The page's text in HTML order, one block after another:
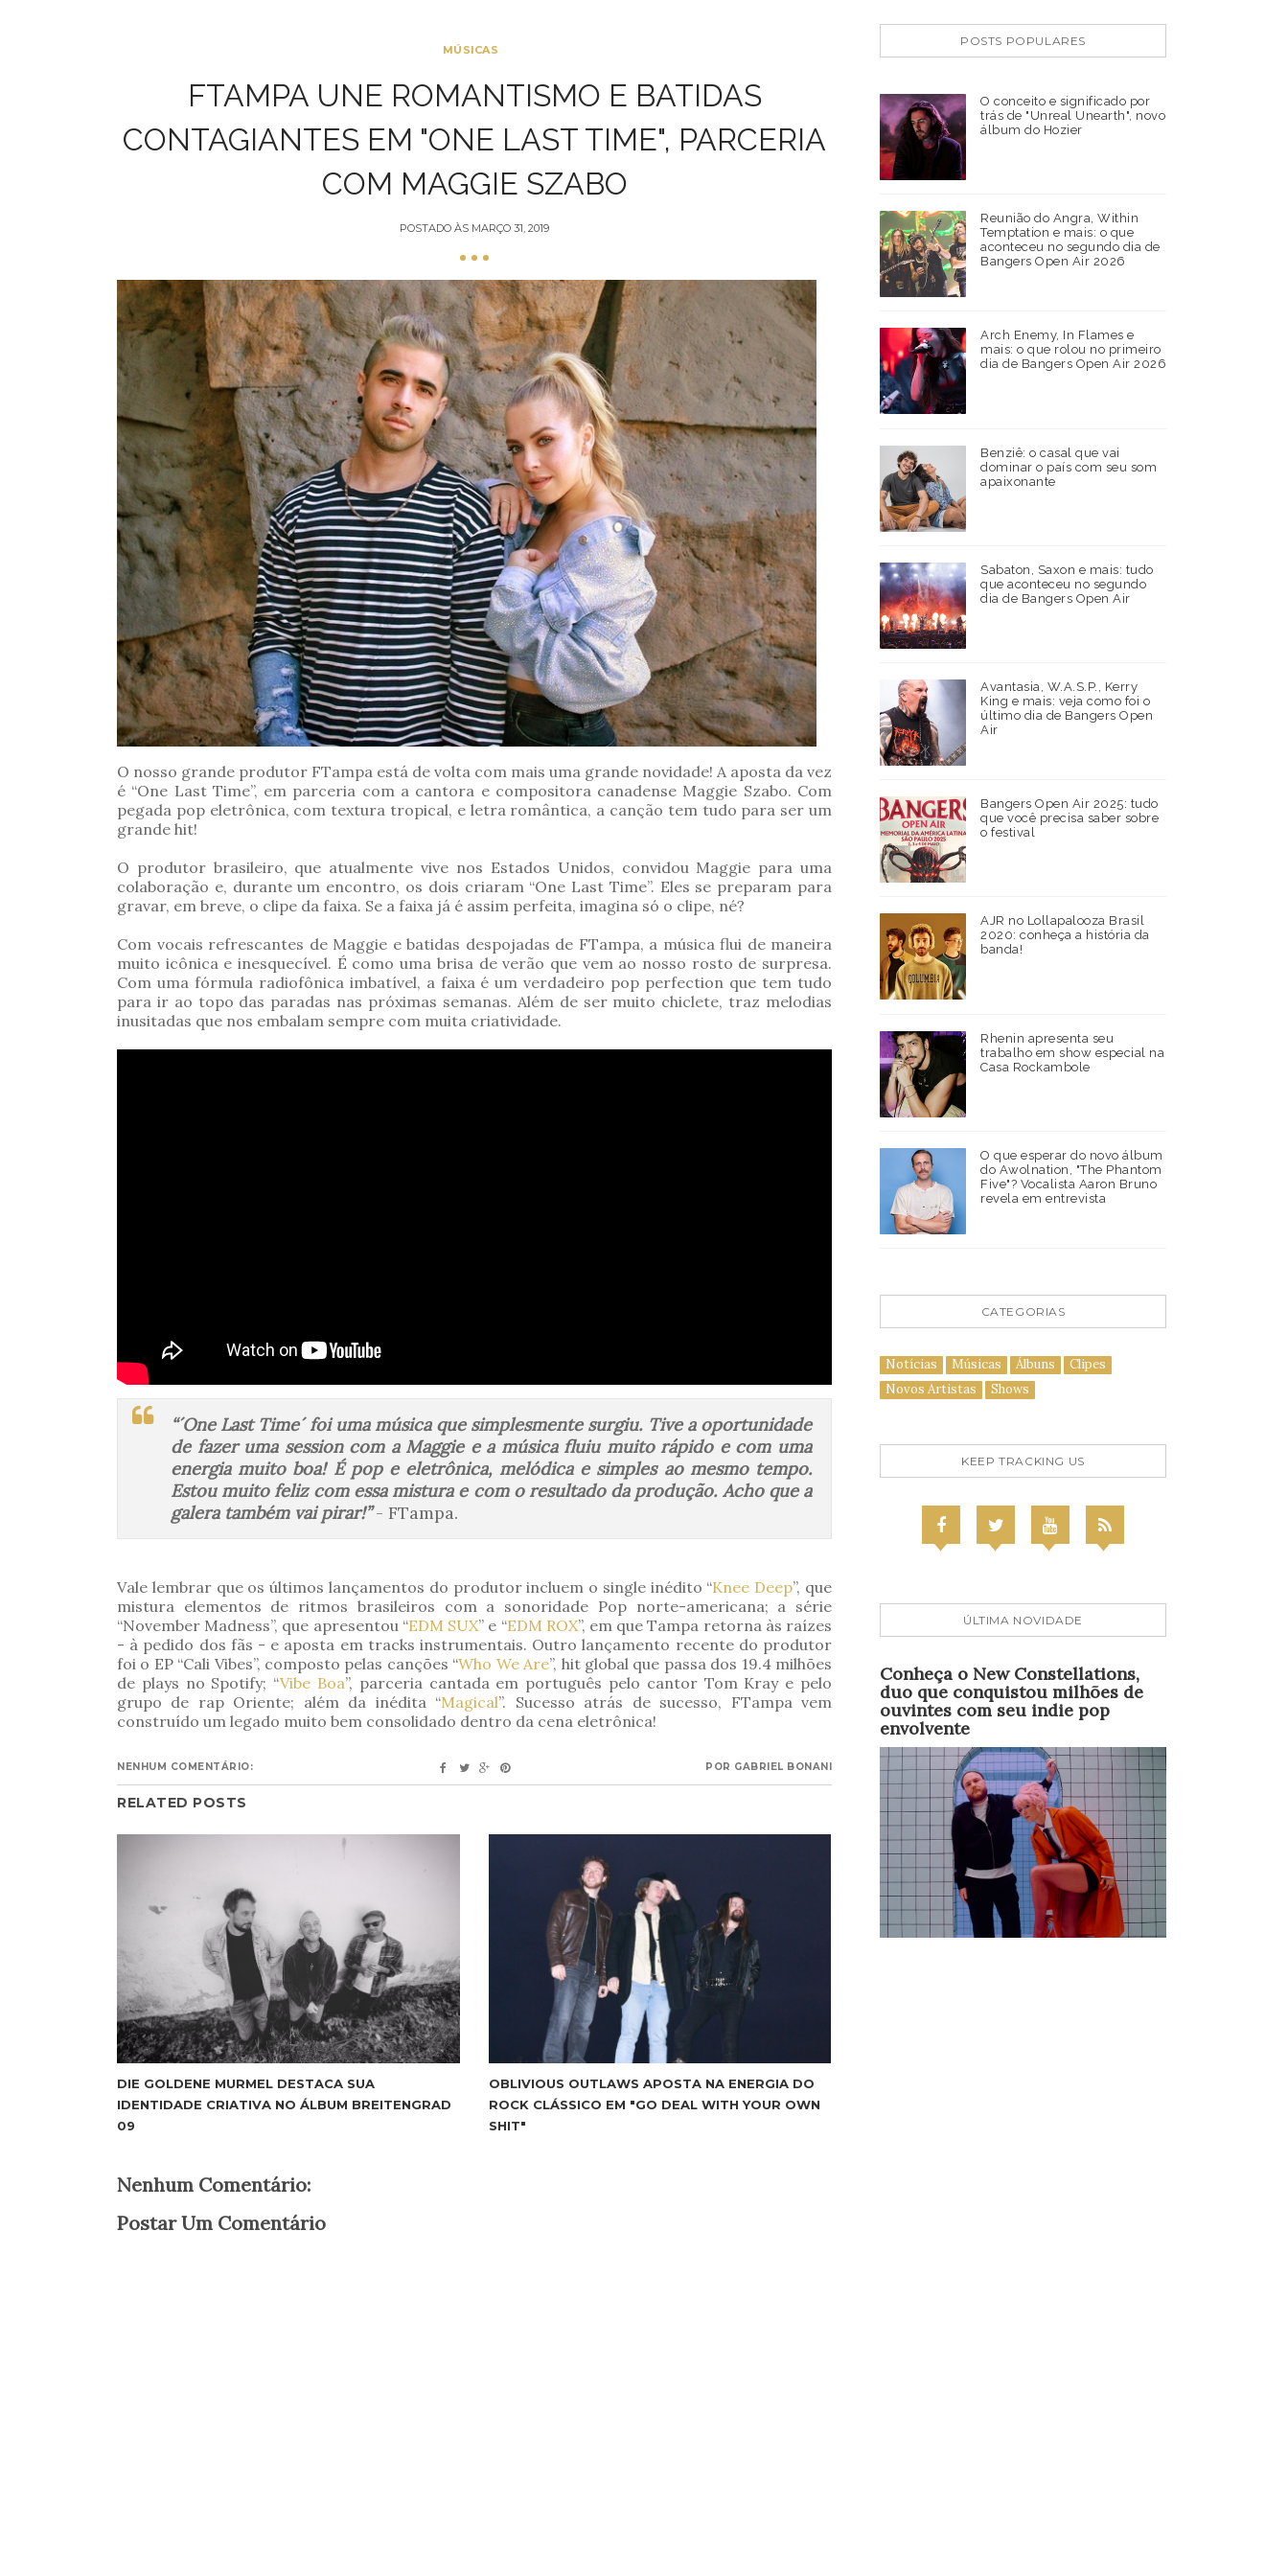
MÚSICAS
FTAMPA UNE ROMANTISMO E BATIDAS
CONTAGIANTES EM "ONE LAST TIME", PARCERIA
COM MAGGIE SZABO
POSTADO ÀS MARÇO 31, 2019
O nosso grande produtor FTampa está de volta com mais uma grande novidade! A aposta da vez
é “One Last Time”, em parceria com a cantora e compositora canadense Maggie Szabo. Com
pegada pop eletrônica, com textura tropical, e letra romântica, a canção tem tudo para ser um
grande hit!
O produtor brasileiro, que atualmente vive nos Estados Unidos, convidou Maggie para uma
colaboração e, durante um encontro, os dois criaram “One Last Time”. Eles se preparam para
gravar, em breve, o clipe da faixa. Se a faixa já é assim perfeita, imagina só o clipe, né?
Com vocais refrescantes de Maggie e batidas despojadas de FTampa, a música flui de maneira
muito icônica e inesquecível. É como uma brisa de verão que vem ao nosso rosto de surpresa.
Com uma fórmula radiofônica imbatível, a faixa é um verdadeiro pop perfection que tem tudo
para ir ao topo das paradas nas próximas semanas. Além de ser muito chiclete, traz melodias
inusitadas que nos embalam sempre com muita criatividade.
“´One Last Time´ foi uma música que simplesmente surgiu. Tive a oportunidade
de fazer uma session com a Maggie e a música fluiu muito rápido e com uma
energia muito boa! É pop e eletrônica, melódica e simples ao mesmo tempo.
Estou muito feliz com essa mistura e com o resultado da produção. Acho que a
galera também vai pirar!”- FTampa.
Vale lembrar que os últimos lançamentos do produtor incluem o single inédito “Knee Deep”, que
mistura elementos de ritmos brasileiros com a sonoridade Pop norte-americana; a série
“November Madness”, que apresentou “EDM SUX” e “EDM ROX”, em que Tampa retorna às raízes
- à pedido dos fãs - e aposta em tracks instrumentais. Outro lançamento recente do produtor
foi o EP “Cali Vibes”, composto pelas canções “Who We Are”, hit global que passa dos 19.4 milhões
de plays no Spotify; “Vibe Boa”, parceria cantada em português pelo cantor Tom Kray e pelo
grupo de rap Oriente; além da inédita “Magical”. Sucesso atrás de sucesso, FTampa vem
construído um legado muito bem consolidado dentro da cena eletrônica!
NENHUM COMENTÁRIO: POR GABRIEL BONANI
RELATED POSTS
DIE GOLDENE MURMEL DESTACA SUA
IDENTIDADE CRIATIVA NO ÁLBUM BREITENGRAD
09
OBLIVIOUS OUTLAWS APOSTA NA ENERGIA DO
ROCK CLÁSSICO EM "GO DEAL WITH YOUR OWN
SHIT"
Nenhum Comentário:
Postar Um Comentário
POSTS POPULARES
O conceito e significado por
trás de "Unreal Unearth", novo
álbum do Hozier
Reunião do Angra, Within
Temptation e mais: o que
aconteceu no segundo dia de
Bangers Open Air 2026
Arch Enemy, In Flames e
mais: o que rolou no primeiro
dia de Bangers Open Air 2026
Benziê: o casal que vai
dominar o país com seu som
apaixonante
Sabaton, Saxon e mais: tudo
que aconteceu no segundo
dia de Bangers Open Air
Avantasia, W.A.S.P., Kerry
King e mais: veja como foi o
último dia de Bangers Open
Air
Bangers Open Air 2025: tudo
que você precisa saber sobre
o festival
AJR no Lollapalooza Brasil
2020: conheça a história da
banda!
Rhenin apresenta seu
trabalho em show especial na
Casa Rockambole
O que esperar do novo álbum
do Awolnation, "The Phantom
Five"? Vocalista Aaron Bruno
revela em entrevista
CATEGORIAS
Notícias Músicas Álbuns
Clipes
Novos Artistas
Shows
KEEP TRACKING US
ÚLTIMA NOVIDADE
Conheça o New Constellations,
duo que conquistou milhões de
ouvintes com seu indie pop
envolvente